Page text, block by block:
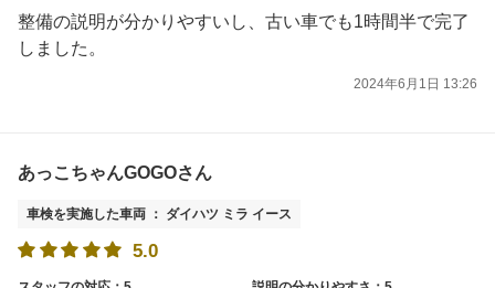
整備の説明が分かりやすいし、古い車でも1時間半で完了
しました。
2024年6月1日 13:26
あっこちゃんGOGOさん
車検を実施した車両 ： ダイハツ ミラ イース
5.0